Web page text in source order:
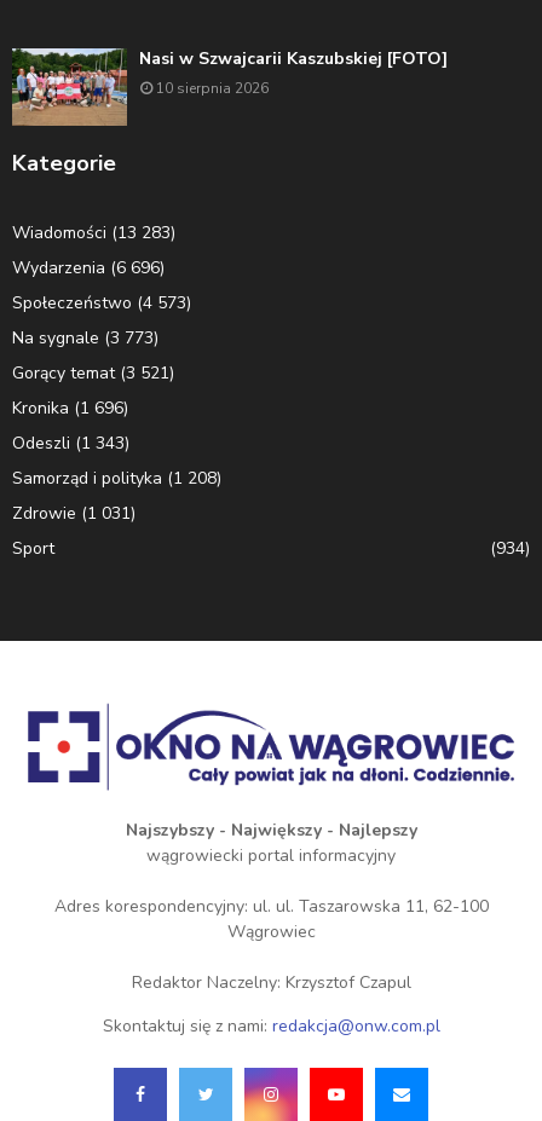
Nasi w Szwajcarii Kaszubskiej [FOTO]
10 sierpnia 2026
Kategorie
Wiadomości (13 283)
Wydarzenia (6 696)
Społeczeństwo (4 573)
Na sygnale (3 773)
Gorący temat(3 521)
Kronika (1 696)
Odeszli (1 343)
Samorząd i polityka (1 208)
Zdrowie (1 031)
Sport
(934)
Najszybszy - Największy - Najlepszy
wągrowiecki portal informacyjny
Adres korespondencyjny: ul. ul. Taszarowska 11, 62-100
Wągrowiec
Redaktor Naczelny: Krzysztof Czapul
Skontaktuj się z nami: redakcja@onw.com.pl